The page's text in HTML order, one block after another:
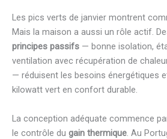
Les pics verts de janvier montrent
Mais la maison a aussi un rôle actif.
principes passifs — bonne isolation,
ventilation avec récupération de
— réduisent les besoins énergétiques
kilowatt vert en confort durable.
La conception adéquate commence
le contrôle du gain thermique. Au